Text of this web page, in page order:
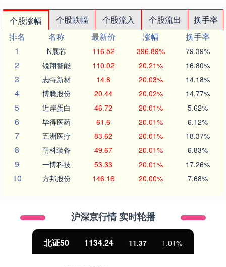
个股涨幅 个股跌幅 个股流入 个股流出
换手率
排名
名称 最新价 涨幅
换手率
1
N展芯 116.52 396.89% 79.39%
2 锐翔智能 110.02 20.21% 16.80%
3 志特新材 14.8 20.03% 14.18%
4 博腾股份 20.44 20.02% 14.77%
5 近岸蛋白 46.72 20.01% 5.62%
6 毕得医药 61.6 20.01% 6.12%
7 五洲医疗 83.62 20.01% 18.37%
8 耐科装备 49.67 20.01% 6.83%
9 一博科技 53.33 20.01% 17.26%
10 方邦股份 146.16 20.00% 7.68%
沪深京行情 实时轮播
北证50 1134.24 11.37 1.01%